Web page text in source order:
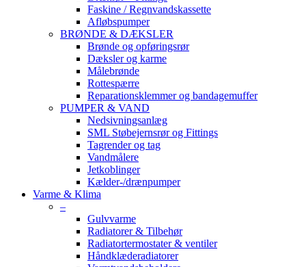
Faskine / Regnvandskassette
Afløbspumper
BRØNDE & DÆKSLER
Brønde og opføringsrør
Dæksler og karme
Målebrønde
Rottespærre
Reparationsklemmer og bandagemuffer
PUMPER & VAND
Nedsivningsanlæg
SML Støbejernsrør og Fittings
Tagrender og tag
Vandmålere
Jetkoblinger
Kælder-/drænpumper
Varme & Klima
–
Gulvvarme
Radiatorer & Tilbehør
Radiatortermostater & ventiler
Håndklæderadiatorer